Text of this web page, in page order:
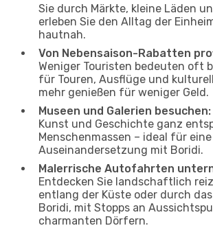
Sie durch Märkte, kleine Läden
erleben Sie den Alltag der
hautnah.
Von Nebensaison-Rabatten
Weniger Touristen bedeuten oft
für Touren, Ausflüge und
mehr genießen für weniger Geld.
Museen und Galerien besuchen:
Kunst und Geschichte ganz
Menschenmassen – ideal für
Auseinandersetzung mit Boridi.
Malerrische Autofahrten
Entdecken Sie landschaftlich
entlang der Küste oder durch
Boridi, mit Stopps an
charmanten Dörfern.